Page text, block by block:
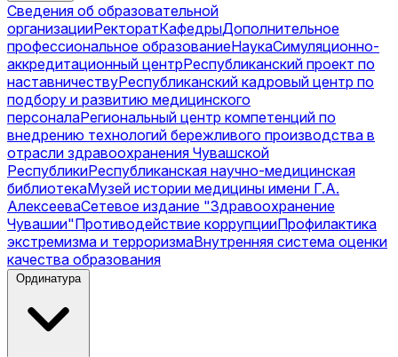
Сведения об образовательной
организацииРекторатКафедрыДополнительное
профессиональное образованиеНаукаСимуляционно-
аккредитационный центрРеспубликанский проект по
наставничествуРеспубликанский кадровый центр по
подбору и развитию медицинского
персоналаРегиональный центр компетенций по
внедрению технологий бережливого производства в
отрасли здравоохранения Чувашской
РеспубликиРеспубликанская научно-медицинская
библиотекаМузей истории медицины имени Г.А.
АлексееваСетевое издание "Здравоохранение
Чувашии"Противодействие коррупцииПрофилактика
экстремизма и терроризмаВнутренняя система оценки
качества образования
Ординатура